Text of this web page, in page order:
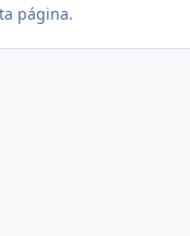
página.